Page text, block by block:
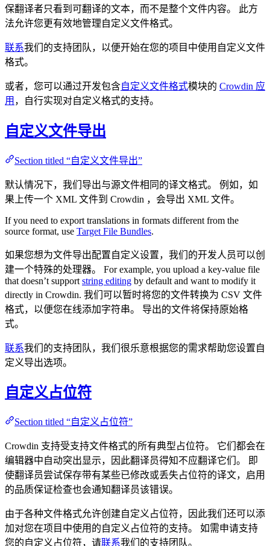
保翻译者只看到可翻译的文本，而不是整个文件内容。 此方
法允许您更有效地管理自定义文件格式。
联系我们的支持团队，以便开始在您的项目中使用自定义文件
格式。
或者，您可以通过开发包含自定义文件格式模块的 Crowdin 应
用 ，自行实现对自定义格式的支持。
自定义文件导出
Section titled “自定义文件导出”
默认情况下，我们导出与源文件相同的译文格式。 例如，如
果上传一个 XML 文件到 Crowdin ，会导出 XML 文件。
If you need to export translations in formats different from the
source format, use Target File Bundles.
如果您想为文件导出配置自定义设置，我们的开发人员可以创
建一个特殊的处理器。 For example, you upload a key-value file
that doesn’t support string editing by default and want to modify it
directly in Crowdin. 我们可以暂时将您的文件转换为 CSV 文件
格式，以便您在线添加字符串。 导出的文件将保持原始格
式。
联系我们的支持团队，我们很乐意根据您的需求帮助您设置自
定义导出选项。
自定义占位符
Section titled “自定义占位符”
Crowdin 支持受支持文件格式的所有典型占位符。 它们都会在
编辑器中自动突出显示，因此翻译员得知不应翻译它们。 即
使翻译员尝试保存带有某些已修改或丢失占位符的译文，启用
的品质保证检查也会通知翻译员该错误。
由于各种文件格式允许创建自定义占位符，因此我们还可以添
加对您在项目中使用的自定义占位符的支持。 如需申请支持
您的自定义占位符，请联系我们的支持团队。